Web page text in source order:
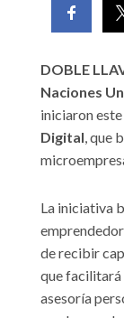
DOBLE
Naciones
iniciaron
Digital, que
La iniciativa
de recibir
que facilitará
asesoría